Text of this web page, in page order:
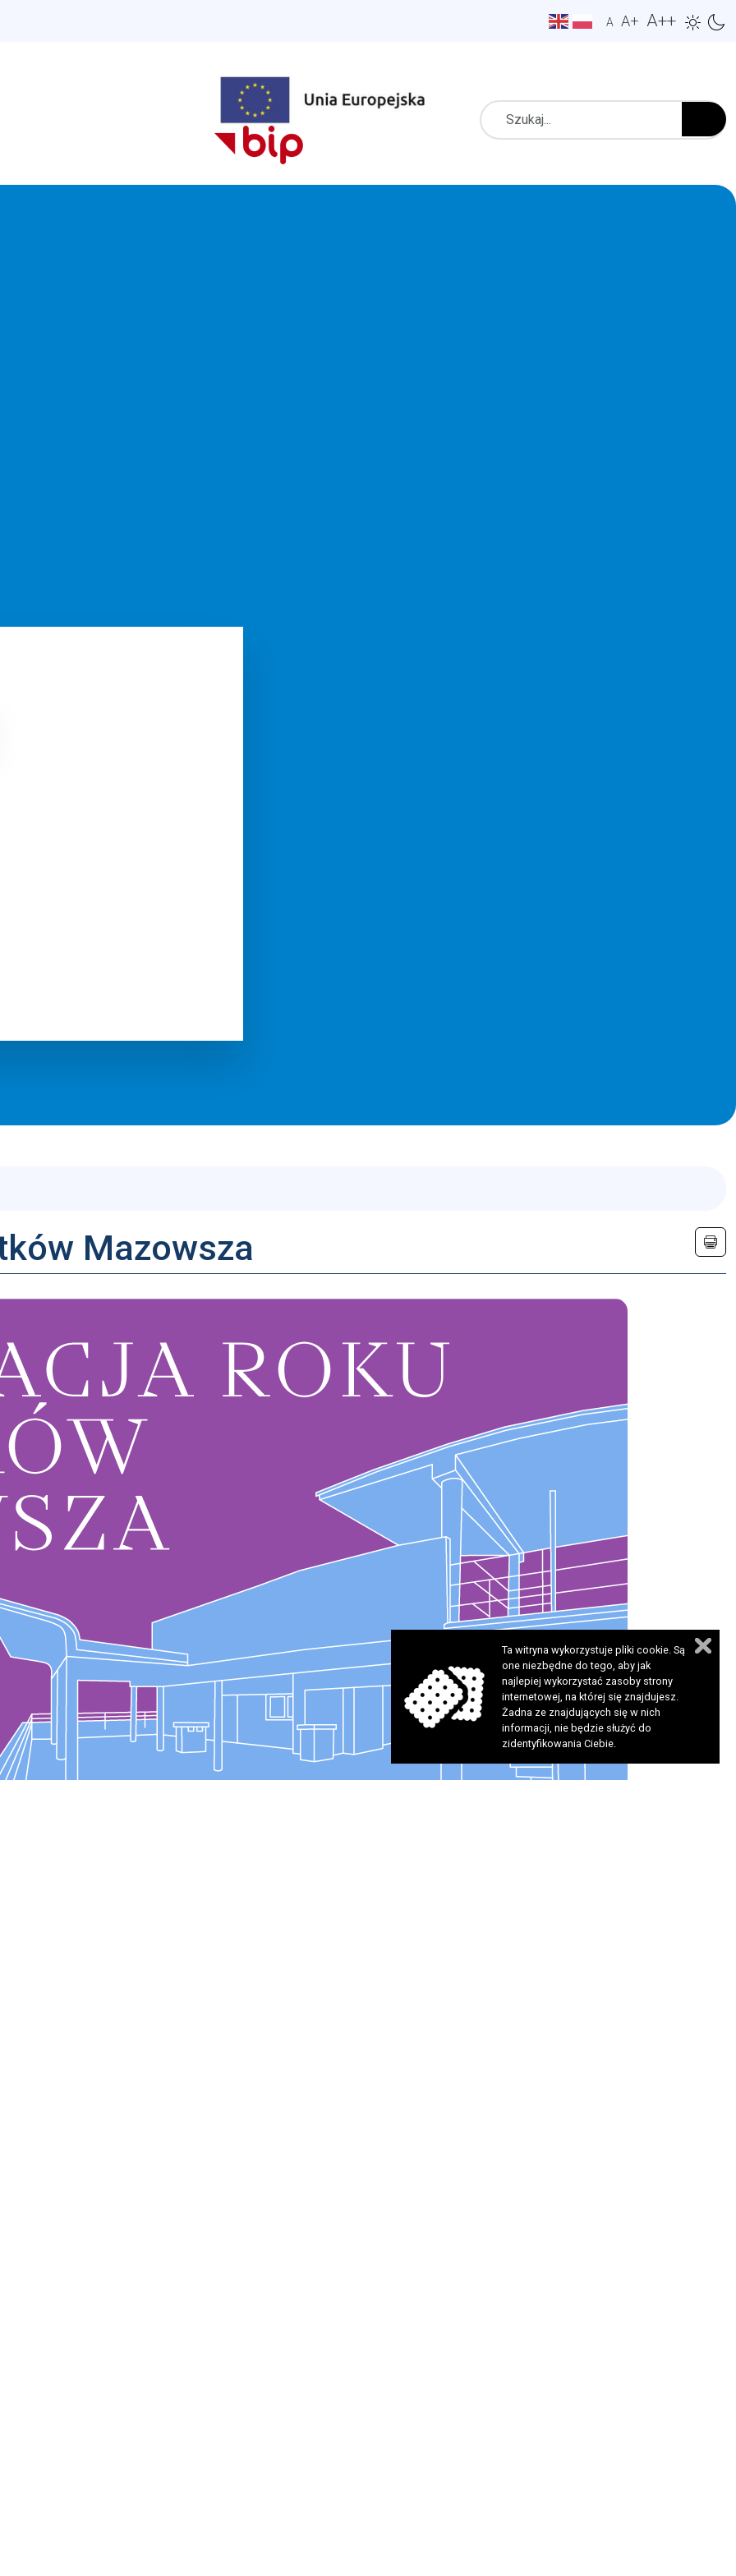
A A+ A++
Szukaj
Mazowsza
Ta witryna wykorzystuje pliki cookie. Są
one niezbędne do tego, aby jak
najlepiej wykorzystać zasoby strony
internetowej, na której się znajdujesz.
Żadna ze znajdujących się w nich
informacji, nie będzie służyć do
zidentyfikowania Ciebie.